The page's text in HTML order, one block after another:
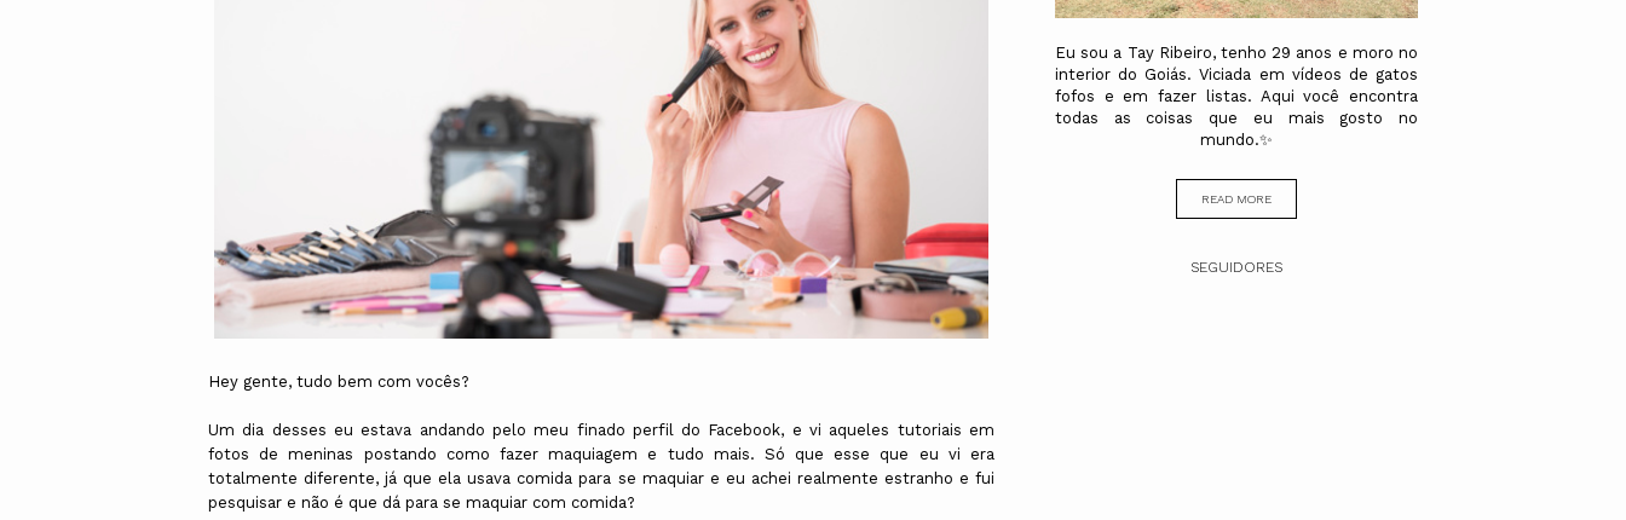
Hey gente, tudo bem com vocês?
Um dia desses eu estava andando pelo meu finado perfil do Facebook, e vi aqueles tutoriais em
fotos de meninas postando como fazer maquiagem e tudo mais. Só que esse que eu vi era
totalmente diferente, já que ela usava comida para se maquiar e eu achei realmente estranho e fui
pesquisar e não é que dá para se maquiar com comida?
Eu sou a Tay Ribeiro, tenho 29 anos e moro no
interior do Goiás. Viciada em vídeos de gatos
fofos e em fazer listas. Aqui você encontra
todas as coisas que eu mais gosto no
mundo.✨
READ MORE
SEGUIDORES